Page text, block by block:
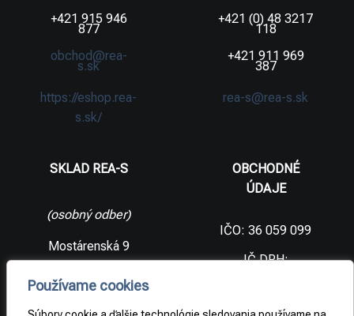
Používame cookies
+421 915 946
877
obchod@rea-
s.sk
https://eshop.rea-
s.sk/
+421 (0) 48 3217
118
+421 911 969
387
rea-s@rea-s.sk
SKLAD REA-S
(osobný odber)
Mostárenská 9
republika
OBCHODNÉ
ÚDAJE
IČO: 36 059 099
IČ DPH: